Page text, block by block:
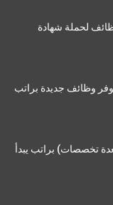
لحملة شهادة
وظائف جديدة براتب
تخصصات) براتب يبدأ